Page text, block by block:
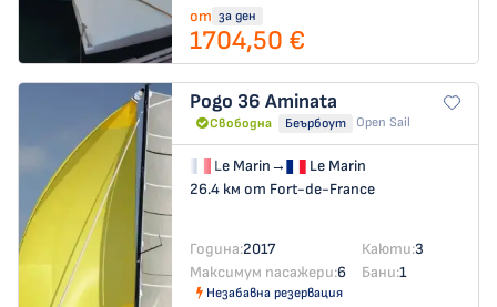
от за ден
1704,50 €
Pogo 36 Aminata
Свободна Беърбоут Open Sail
Le Marin→
Le Marin
26.4 км от Fort-de-France
Година:2017 Каюти:3
Максимум пасажери:6 Бани:1
Незабавна резервация